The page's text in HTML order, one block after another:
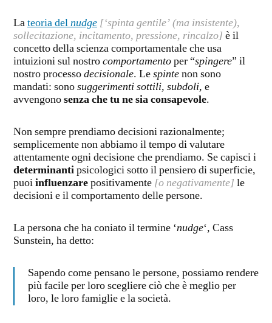
Lateoria delnudge [‘spinta gentile’ (ma insistente),
sollecitazione, incitamento, pressione, rincalzo] è il
concetto della scienza comportamentale che usa
intuizioni sul nostrocomportamentoper “spingere” il
nostro processodecisionale. Lespintenon sono
mandati: sonosuggerimenti sottili, subdoli, e
avvengonosenza che tu ne sia consapevole.
Non sempre prendiamo decisioni razionalmente;
semplicemente non abbiamo il tempo di valutare
attentamente ogni decisione che prendiamo. Se capisci i
determinantipsicologici sotto il pensiero di superficie,
puoiinfluenzarepositivamente [o negativamente] le
decisioni e il comportamento delle persone.
La persona che ha coniato il termine ‘nudge‘, Cass
Sunstein, ha detto:
Sapendo come pensano le persone, possiamo rendere
più facile per loro scegliere ciò che è meglio per
loro, le loro famiglie e la società.